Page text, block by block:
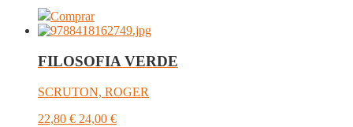
Comprar
FILOSOFIA VERDE
SCRUTON, ROGER
22,80 € 24,00 €